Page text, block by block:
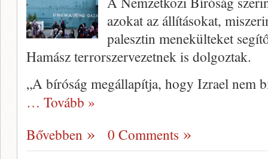
azokat az állításokat,
palesztin menekülteket
Hamász terrorszervezetnek is dolgoztak.
„A bíróság megállapítja, hogy Izrael nem
… Tovább »
Bővebben
0 Comments